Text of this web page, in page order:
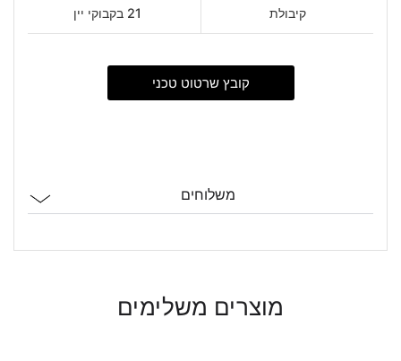
קיבולת 21 בקבוקי יין
קובץ שרטוט טכני
משלוחים
מוצרים משלימים